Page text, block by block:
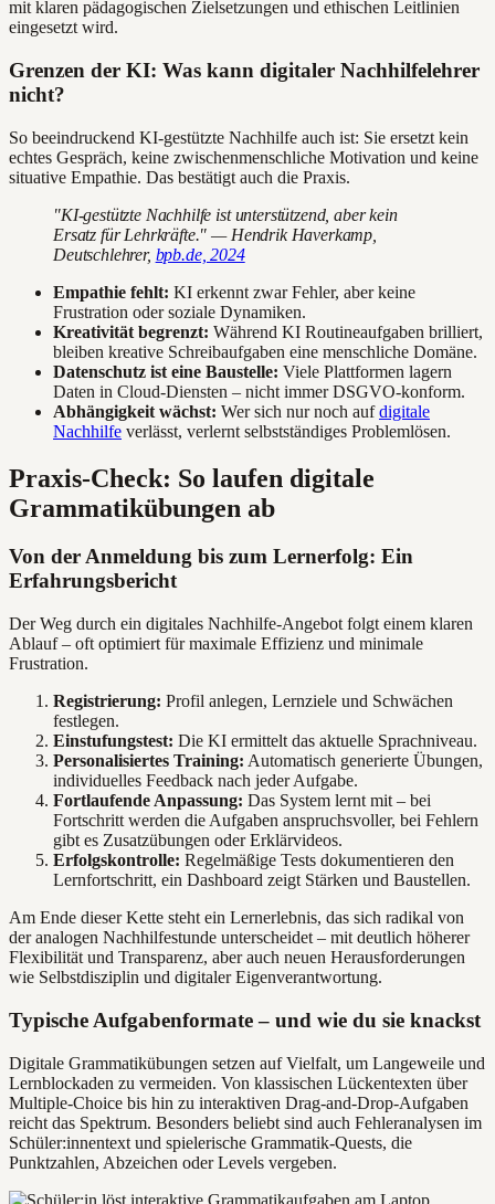
mit klaren pädagogischen Zielsetzungen und ethischen Leitlinien
eingesetzt wird.
Grenzen der KI: Was kann digitaler Nachhilfelehrer
nicht?
So beeindruckend KI-gestützte Nachhilfe auch ist: Sie ersetzt kein
echtes Gespräch, keine zwischenmenschliche Motivation und keine
situative Empathie. Das bestätigt auch die Praxis.
"KI-gestützte Nachhilfe ist unterstützend, aber kein
Ersatz für Lehrkräfte." — Hendrik Haverkamp,
Deutschlehrer, bpb.de, 2024
Empathie fehlt: KI erkennt zwar Fehler, aber keine
Frustration oder soziale Dynamiken.
Kreativität begrenzt: Während KI Routineaufgaben brilliert,
bleiben kreative Schreibaufgaben eine menschliche Domäne.
Datenschutz ist eine Baustelle: Viele Plattformen lagern
Daten in Cloud-Diensten – nicht immer DSGVO-konform.
Abhängigkeit wächst: Wer sich nur noch aufdigitale
Nachhilfe verlässt, verlernt selbstständiges Problemlösen.
Praxis-Check: So laufen digitale
Grammatikübungen ab
Von der Anmeldung bis zum Lernerfolg: Ein
Erfahrungsbericht
Der Weg durch ein digitales Nachhilfe-Angebot folgt einem klaren
Ablauf – oft optimiert für maximale Effizienz und minimale
Frustration.
Registrierung: Profil anlegen, Lernziele und Schwächen
festlegen.
Einstufungstest: Die KI ermittelt das aktuelle Sprachniveau.
Personalisiertes Training: Automatisch generierte Übungen,
individuelles Feedback nach jeder Aufgabe.
Fortlaufende Anpassung: Das System lernt mit – bei
Fortschritt werden die Aufgaben anspruchsvoller, bei Fehlern
gibt es Zusatzübungen oder Erklärvideos.
Erfolgskontrolle: Regelmäßige Tests dokumentieren den
Lernfortschritt, ein Dashboard zeigt Stärken und Baustellen.
Am Ende dieser Kette steht ein Lernerlebnis, das sich radikal von
der analogen Nachhilfestunde unterscheidet – mit deutlich höherer
Flexibilität und Transparenz, aber auch neuen Herausforderungen
wie Selbstdisziplin und digitaler Eigenverantwortung.
Typische Aufgabenformate – und wie du sie knackst
Digitale Grammatikübungen setzen auf Vielfalt, um Langeweile und
Lernblockaden zu vermeiden. Von klassischen Lückentexten über
Multiple-Choice bis hin zu interaktiven Drag-and-Drop-Aufgaben
reicht das Spektrum. Besonders beliebt sind auch Fehleranalysen im
Schüler:innentext und spielerische Grammatik-Quests, die
Punktzahlen, Abzeichen oder Levels vergeben.